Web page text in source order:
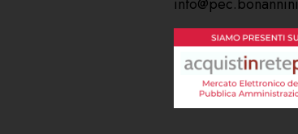
info@pec.bonannini